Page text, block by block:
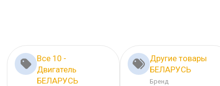
Все 10 -
Двигатель
БЕЛАРУСЬ
Другие товары
БЕЛАРУСЬ
Бренд